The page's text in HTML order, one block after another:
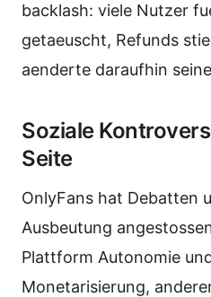
backlash: viele Nutzer
getaeuscht, Refunds
aenderte daraufhin
Soziale
Seite
OnlyFans hat Debatten
Ausbeutung
Plattform Autonomie
Monetarisierung,